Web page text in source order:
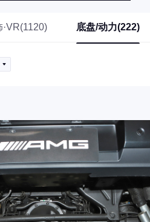
·VR(1120) 底盘/动力(222)